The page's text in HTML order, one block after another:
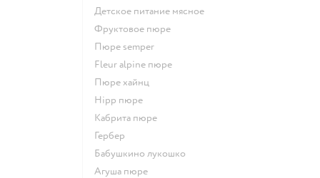
детское питание мясное
фруктовое пюре
пюре semper
fleur alpine пюре
пюре хайнц
hipp пюре
кабрита пюре
гербер
бабушкино лукошко
агуша пюре